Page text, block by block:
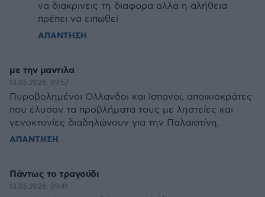
να διακρινεις τη διαφορα αλλα η αλήθεια
πρέπει να ειπωθεί
ΑΠΑΝΤΗΣΗ
με την μαντιλα
13.05.2026, 09:57
Πυροβολημένοι Ολλανδοι και Ισπανοι, αποικιοκράτες
που έλυσαν τα προβλήματα τους με ληστείες και
γενοκτονίες διαδηλώνουν για την Παλαιστίνη.
ΑΠΑΝΤΗΣΗ
Πάντως το τραγούδι
13.05.2026, 09:41